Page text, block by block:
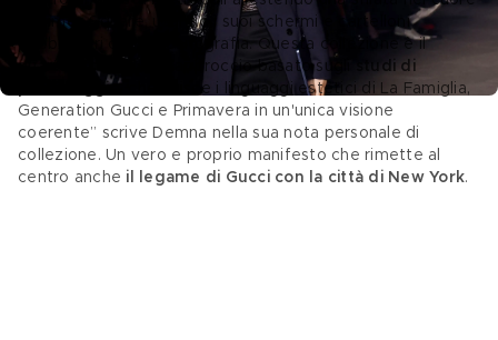
di Times Square, usando i suoi schermi e cartelloni
pubblicitari come scenografia. Questa collezione è il
quarto atto del mio approccio basato sugli
studi di
personaggio
, che unisce i linguaggi estetici di La Famiglia,
Generation Gucci e Primavera in un'unica visione
coerente” scrive Demna nella sua nota personale di
collezione. Un vero e proprio manifesto che rimette al
centro anche il legame di Gucci con la città di New York.